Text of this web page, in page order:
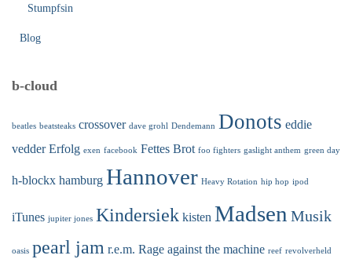
Stumpfsin
Blog
b-cloud
beatles beatsteaks crossover dave grohl Dendemann Donots eddie
vedder Erfolg exen facebook Fettes Brot foo fighters gaslight anthem green day
h-blockx hamburg Hannover Heavy Rotation hip hop ipod
iTunes jupiter jones Kindersiek kisten Madsen Musik
oasis pearl jam r.e.m. Rage against the machine reef revolverheld